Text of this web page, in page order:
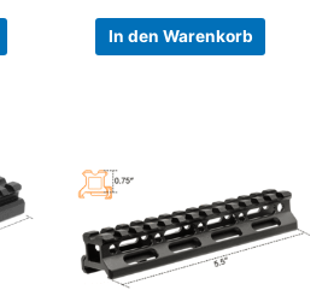
In den Warenkorb